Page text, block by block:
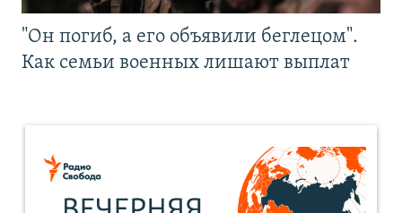
"Он погиб, а его объявили беглецом".
Как семьи военных лишают выплат